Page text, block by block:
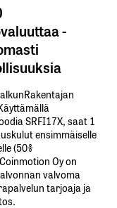
-
​SRFI17X,​ ​saat​ ​1
​ensimmäiselle​
​(50%​
Oy on
valvoma
tarjoaja ja